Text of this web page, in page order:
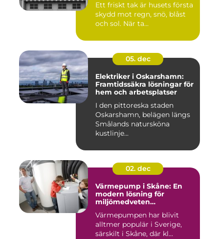
Ett friskt tak är husets första
skydd mot regn, snö, blåst
och sol. När ta...
05. dec
Elektriker i Oskarshamn:
Framtidssäkra lösningar för
hem och arbetsplatser
I den pittoreska staden
Oskarshamn, belägen längs
Smålands natursköna
kustlinje...
02. dec
Värmepump i Skåne: En
modern lösning för
miljömedveten
Värmepumpen har blivit
alltmer populär i Sverige,
särskilt i Skåne, där kl...